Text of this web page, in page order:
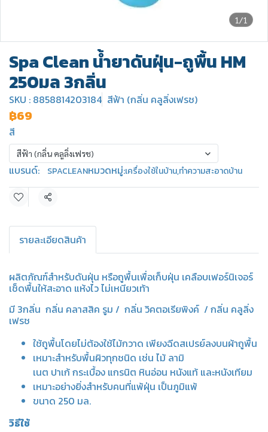
1/1
Spa Clean น้ำยาดันฝุ่น-ถูพื้น HM
250มล 3กลิ่น
SKU : 8858814203184 สีฟ้า (กลิ่น คลูลิ่งเฟรช)
฿69
สี
สีฟ้า (กลิ่น คลูลิ่งเฟรช)
แบรนด์: SPACLEANหมวดหมู่:เครื่องใช้ในบ้าน,ทำความสะอาดบ้าน
แชร์
รายละเอียดสินค้า
ผลิตภัณฑ์สำหรับดันฝุ่น หรือถูพื้นเพื่อเก็บฝุ่น เคลือบเฟอร์นิเจอร์
เช็ดพื้นให้สะอาด แห้งไว ไม่เหนียวเท้า
มี 3กลิ่น กลิ่น คลาสสิค รูม / กลิ่น วิคตอเรียพิงค์ / กลิ่น คลูลิ่ง
เฟรช
ใช้ถูพื้นโดยไม่ต้องใช้ไม้กวาด เพียงฉีดสเปรย์ลงบนผ้าถูพื้น
เหมาะสำหรับพื้นผิวทุกชนิด เช่น ไม้ ลามิ
เนต ปาเก้ กระเบื้อง แกรนิต หินอ่อน หนังแท้ และหนังเทียม
เหมาะอย่างยิ่งสำหรับคนที่แพ้ฝุ่น เป็นภูมิแพ้
ขนาด 250 มล.
วิธีใช้